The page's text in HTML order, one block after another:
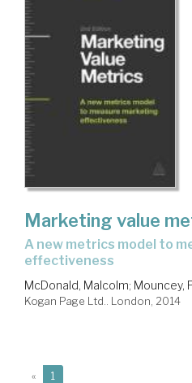
Marketing value
a new metrics model to measure marketing
effectiveness
McDonald, Malcolm; Mouncey,
Kogan Page Ltd.. London, 2014
« 1